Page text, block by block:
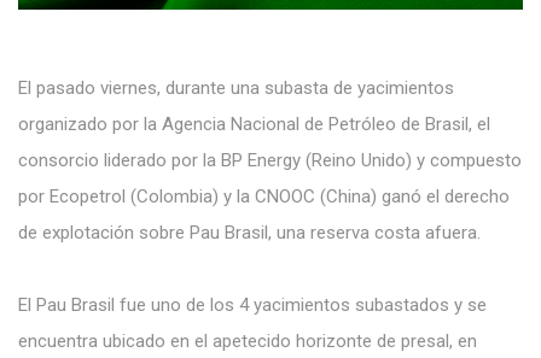
El pasado viernes, durante una subasta de yacimientos
organizado por la Agencia Nacional de Petróleo de Brasil, el
consorcio liderado por la BP Energy (Reino Unido) y compuesto
por Ecopetrol (Colombia) y la CNOOC (China) ganó el derecho
de explotación sobre Pau Brasil, una reserva costa afuera.
El Pau Brasil fue uno de los 4 yacimientos subastados y se
encuentra ubicado en el apetecido horizonte de presal, en